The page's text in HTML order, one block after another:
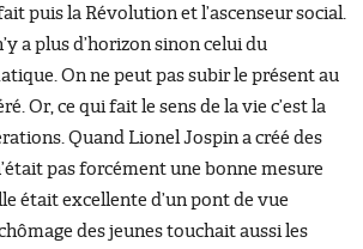
puis la Révolution et l’ascenseur social.
a plus d’horizon sinon celui du
On ne peut pas subir le présent au
Or, ce qui fait le sens de la vie c’est la
Quand Lionel Jospin a créé des
pas forcément une bonne mesure
était excellente d’un pont de vue
des jeunes touchait aussi les